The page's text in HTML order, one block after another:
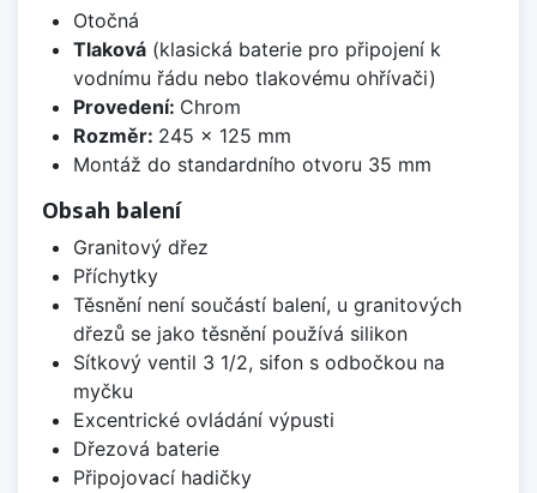
Otočná
Tlaková(klasická baterie pro připojení k
vodnímu řádu nebo tlakovému ohřívači)
Provedení: Chrom
Rozměr: 245 x 125 mm
Montáž do standardního otvoru 35 mm
Obsah balení
Granitový dřez
Příchytky
Těsnění není součástí balení, u granitových
dřezů se jako těsnění používá silikon
Sítkový ventil 3 1/2, sifon s odbočkou na
myčku
Excentrické ovládání výpusti
Dřezová baterie
Připojovací hadičky